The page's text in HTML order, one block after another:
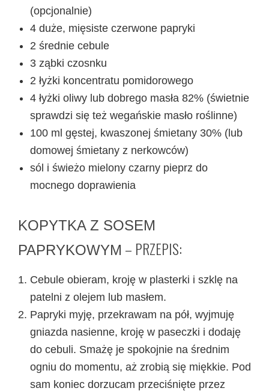
(opcjonalnie)
4 duże, mięsiste czerwone papryki
2 średnie cebule
3 ząbki czosnku
2 łyżki koncentratu pomidorowego
4 łyżki oliwy lub dobrego masła 82% (świetnie
sprawdzi się też wegańskie masło roślinne)
100 ml gęstej, kwaszonej śmietany 30% (lub
domowej śmietany z nerkowców)
sól i świeżo mielony czarny pieprz do
mocnego doprawienia
KOPYTKA Z SOSEM
PAPRYKOWYM – PRZEPIS:
Cebule obieram, kroję w plasterki i szklę na
patelni z olejem lub masłem.
Papryki myję, przekrawam na pół, wyjmuję
gniazda nasienne, kroję w paseczki i dodaję
do cebuli. Smażę je spokojnie na średnim
ogniu do momentu, aż zrobią się miękkie. Pod
sam koniec dorzucam przeciśnięte przez